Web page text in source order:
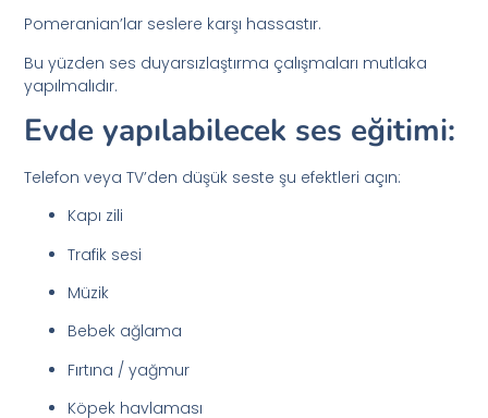
Pomeranian’lar seslere karşı hassastır.
Bu yüzden ses duyarsızlaştırma çalışmaları mutlaka
yapılmalıdır.
Evde yapılabilecek ses eğitimi:
Telefon veya TV’den düşük seste şu efektleri açın:
Kapı zili
Trafik sesi
Müzik
Bebek ağlama
Fırtına / yağmur
Köpek havlaması